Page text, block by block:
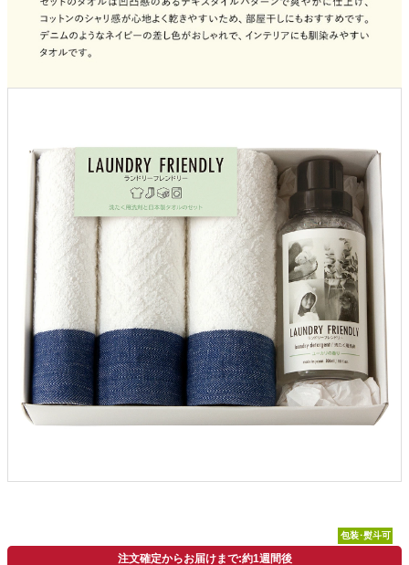
包装･熨斗可
注文確定からお届けまで:約1週間後